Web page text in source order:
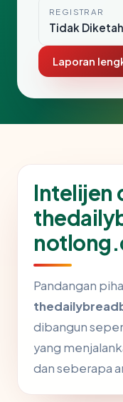
REGISTRAR
Tidak
Laporan
Intelijen
Pandangan
dibangun
yang
dan seberapa